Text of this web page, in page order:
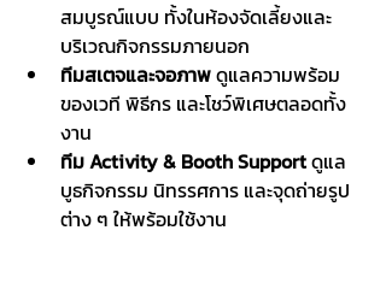
สมบูรณ์แบบ ทั้งในห้องจัดเลี้ยงและ
บริเวณกิจกรรมภายนอก
ทีมสเตจและจอภาพ ดูแลความพร้อม
ของเวที พิธีกร และโชว์พิเศษตลอดทั้ง
งาน
ทีม Activity & Booth Support ดูแล
บูธกิจกรรม นิทรรศการ และจุดถ่ายรูป
ต่าง ๆ ให้พร้อมใช้งาน